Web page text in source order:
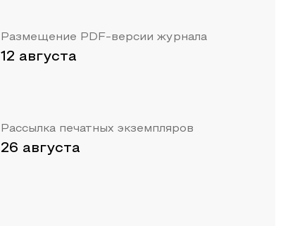
Размещение PDF-версии журнала
12 августа
Рассылка печатных экземпляров
26 августа